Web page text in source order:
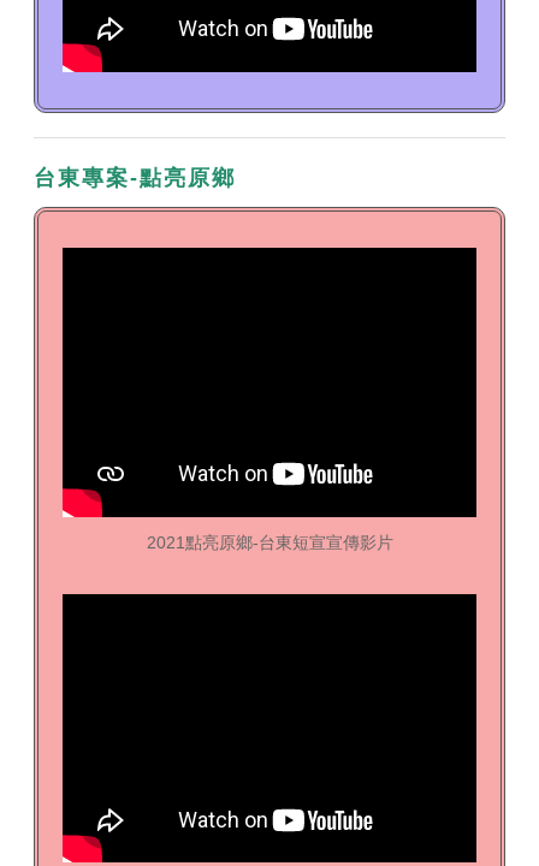
台東專案-點亮原鄉
2021點亮原鄉-台東短宣宣傳影片